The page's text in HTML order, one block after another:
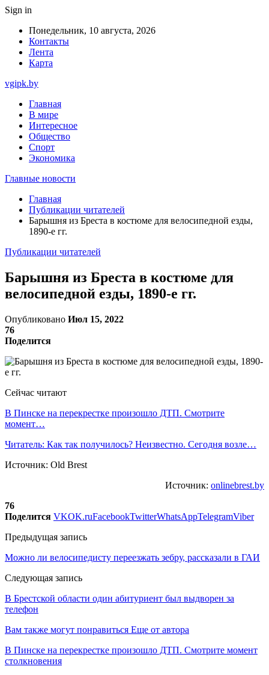
Sign in
Понедельник, 10 августа, 2026
Контакты
Лента
Карта
vgipk.by
Главная
В мире
Интересное
Общество
Спорт
Экономика
Главные новости
Главная
Публикации читателей
Барышня из Бреста в костюме для велосипедной езды,
1890-е гг.
Публикации читателей
Барышня из Бреста в костюме для
велосипедной езды, 1890-е гг.
Опубликовано Июл 15, 2022
76
Поделится
Сейчас читают
В Пинске на перекрестке произошло ДТП. Смотрите
момент…
Читатель: Как так получилось? Неизвестно. Сегодня возле…
Источник: Old Brest
Источник: onlinebrest.by
76
Поделится VKOK.ruFacebookTwitterWhatsAppTelegramViber
Предыдущая запись
Можно ли велосипедисту переезжать зебру, рассказали в ГАИ
Следующая запись
В Брестской области один абитуриент был выдворен за
телефон
Вам также могут понравиться Еще от автора
В Пинске на перекрестке произошло ДТП. Смотрите момент
столкновения